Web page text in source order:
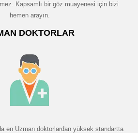
Kapsamlı bir göz muayenesi için bizi
hemen arayın.
DOKTORLAR
en Uzman doktorlardan yüksek standartta